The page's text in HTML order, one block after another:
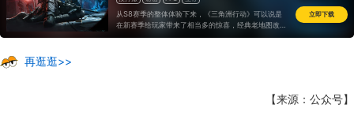
从S8赛季的整体体验下来，《三角洲行动》可以说是
在新赛季给玩家带来了相当多的惊喜，经典老地图改版
立即下载
再逛逛>>
【来源：公众号】